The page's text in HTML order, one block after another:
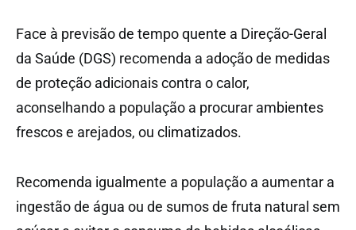
Face à previsão de tempo quente a Direção-Geral
da Saúde (DGS) recomenda a adoção de medidas
de proteção adicionais contra o calor,
aconselhando a população a procurar ambientes
frescos e arejados, ou climatizados.
Recomenda igualmente a população a aumentar a
ingestão de água ou de sumos de fruta natural sem